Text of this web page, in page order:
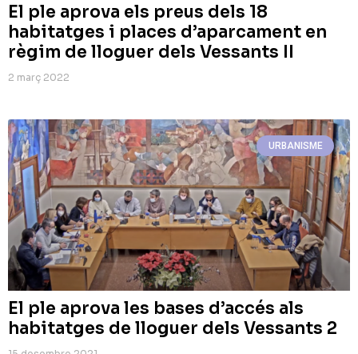
El ple aprova els preus dels 18
habitatges i places d’aparcament en
règim de lloguer dels Vessants II
2 març 2022
URBANISME
El ple aprova les bases d’accés als
habitatges de lloguer dels Vessants 2